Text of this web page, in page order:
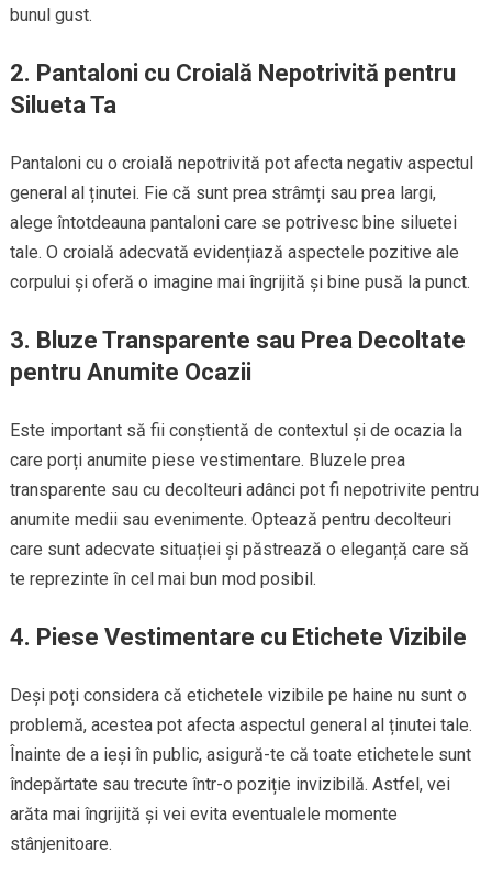
bunul gust.
2. Pantaloni cu Croială Nepotrivită pentru
Silueta Ta
Pantaloni cu o croială nepotrivită pot afecta negativ aspectul
general al ținutei. Fie că sunt prea strâmți sau prea largi,
alege întotdeauna pantaloni care se potrivesc bine siluetei
tale. O croială adecvată evidențiază aspectele pozitive ale
corpului și oferă o imagine mai îngrijită și bine pusă la punct.
3. Bluze Transparente sau Prea Decoltate
pentru Anumite Ocazii
Este important să fii conștientă de contextul și de ocazia la
care porți anumite piese vestimentare. Bluzele prea
transparente sau cu decolteuri adânci pot fi nepotrivite pentru
anumite medii sau evenimente. Optează pentru decolteuri
care sunt adecvate situației și păstrează o eleganță care să
te reprezinte în cel mai bun mod posibil.
4. Piese Vestimentare cu Etichete Vizibile
Deși poți considera că etichetele vizibile pe haine nu sunt o
problemă, acestea pot afecta aspectul general al ținutei tale.
Înainte de a ieși în public, asigură-te că toate etichetele sunt
îndepărtate sau trecute într-o poziție invizibilă. Astfel, vei
arăta mai îngrijită și vei evita eventualele momente
stânjenitoare.